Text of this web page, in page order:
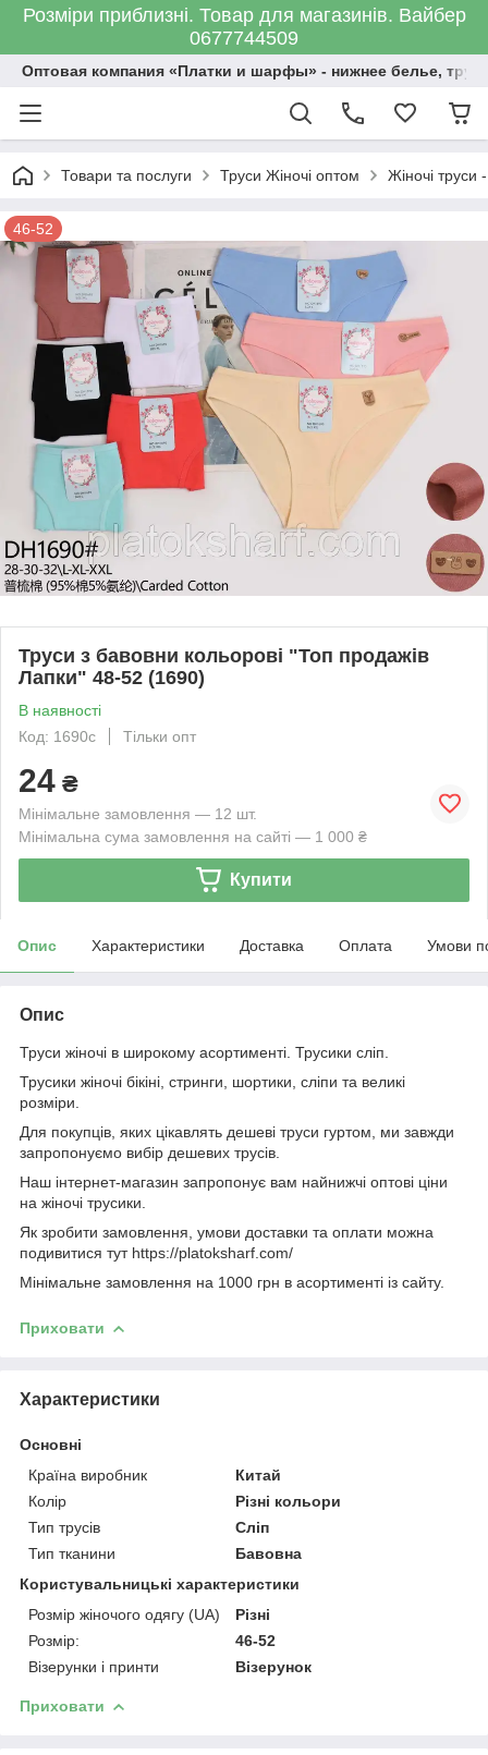
Розміри приблизні. Товар для магазинів. Вайбер
0677744509
Оптовая компания «Платки и шарфы» - нижнее белье,
Товари та послуги Труси Жіночі оптом Жіночі труси
46-52
Труси з бавовни кольорові "Топ продажів
Лапки" 48-52 (1690)
В наявності
Код: 1690с
Тільки опт
24 ₴
Мінімальне замовлення — 12 шт.
Мінімальна сума замовлення на сайті — 1 000 ₴
Купити
Опис Характеристики Доставка Оплата Умови
Опис
Труси жіночі в широкому асортименті. Трусики сліп.
Трусики жіночі бікіні, стринги, шортики, сліпи та великі
розміри.
Для покупців, яких цікавлять дешеві труси гуртом, ми завжди
запропонуємо вибір дешевих трусів.
Наш інтернет-магазин запропонує вам найнижчі оптові ціни
на жіночі трусики.
Як зробити замовлення, умови доставки та оплати можна
подивитися тут https://platoksharf.com/
Мінімальне замовлення на 1000 грн в асортименті із сайту.
Приховати
Характеристики
Основні
Країна виробник
Китай
Колір
Різні кольори
Тип трусів
Сліп
Тип тканини
Бавовна
Користувальницькі характеристики
Розмір жіночого одягу (UA)
Різні
Розмір:
46-52
Візерунки і принти
Візерунок
Приховати